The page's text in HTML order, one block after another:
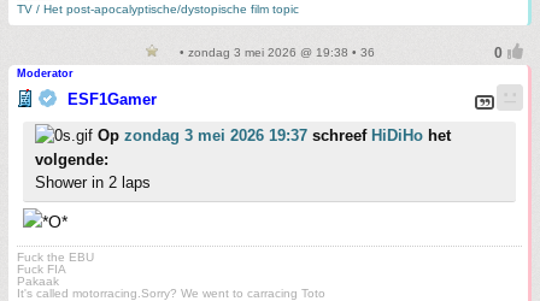
TV / Het post-apocalyptische/dystopische film topic
• zondag 3 mei 2026 @ 19:38 • 36
Moderator
ESF1Gamer
Op zondag 3 mei 2026 19:37 schreef HiDiHo het
volgende:
Shower in 2 laps
Fuck the EBU
Fuck FIA
Pakaak
It's called motorracing.Sorry? We went to carracing Toto